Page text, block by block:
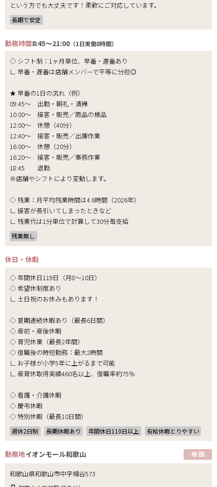
という方でも大丈夫です！柔軟にご対応しています。
長期で安定
勤務時間8:45～21:00 （1日実働8時間）
◇ シフト制：1ヶ月単位、早番・遅番あり
∟ 早番・遅番は店舗メンバーで平等に分担◎
★ 早番の1日の流れ（例）
09:45～ 出勤・朝礼・清掃
10:00～ 接客・販売／商品の検品
12:00～ 休憩（40分）
12:40～ 接客・販売／出庫作業
16:00～ 休憩（20分）
16:20～ 接客・販売／事務作業
18:45 退勤
※店舗やシフトにより変動します。
◇ 残業：月平均残業時間は4.6時間（2026年）
∟ 接客が長引いてしまったときなど
∟ 残業代は1分単位で計算して30分毎支給
残業無し
休日・休暇
◇ 年間休日119日（月8～10日）
◇ 希望休制度あり
∟ 土日祝のお休みもあります！
◇ 夏期連続休暇あり（最長6日間）
◇ 産前・産後休暇
◇ 育児休業（最長2年間）
◇ 復職後の時短勤務：最大2時間
∟ お子様が小学5年に上がるまで可能
∟ 産育休取得実績460名以上、復職率約75％
◇ 看護・介護休暇
◇ 慶弔休暇
◇ 特別休暇（最長10日間）
週休2日制 長期休暇あり 年間休日110日以上 有給休暇とりやすい
勤務地イオンモール和歌山 地 図
和歌山県和歌山市中字楠谷573